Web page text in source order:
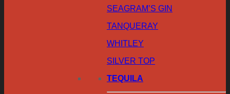
SEAGRAM’S GIN
TANQUERAY
WHITLEY
SILVER TOP
TEQUILA